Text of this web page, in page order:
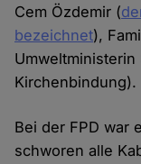
Cem Özdemir (
bezeichnet),
Kirchenbindung).
Bei der FPD war
schworen alle